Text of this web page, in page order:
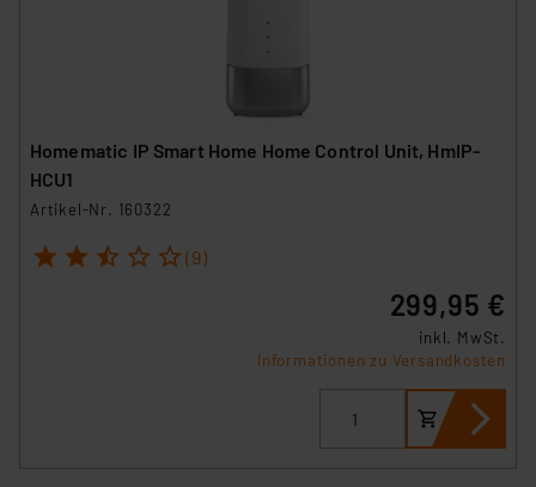
Homematic IP Smart Home Home Control Unit, HmIP-
HCU1
Artikel-Nr. 160322
1 2 3 4 5 (9)
299,95 €
inkl. MwSt.
Informationen zu Versandkosten